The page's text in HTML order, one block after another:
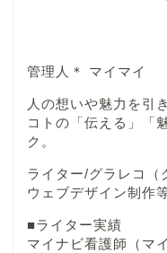
管理人＊ マイマイ
人の想いや魅力を引
コトの「伝える」「
ク。
ライター/グラレコ（
ウェブデザイン制作
■ライター実績
マイナビ看護師（マ